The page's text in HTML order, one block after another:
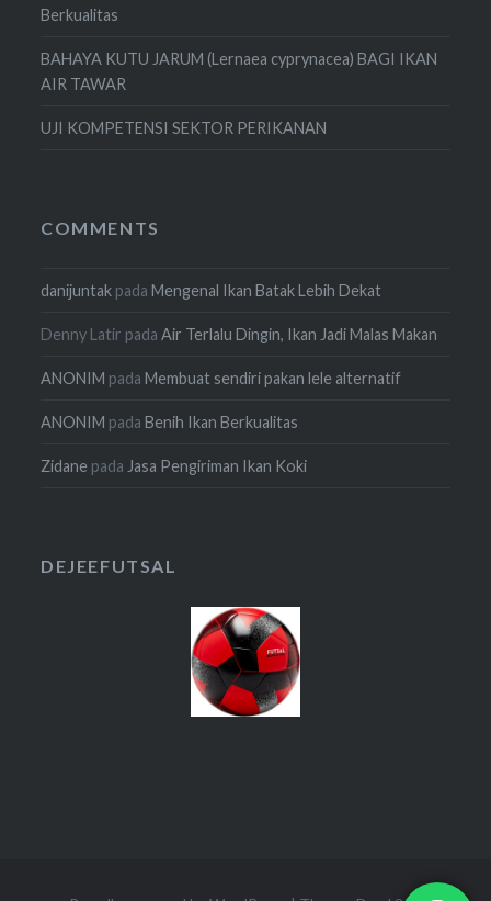
Berkualitas
BAHAYA KUTU JARUM (Lernaea cyprynacea) BAGI IKAN
AIR TAWAR
UJI KOMPETENSI SEKTOR PERIKANAN
COMMENTS
danijuntak padaMengenal Ikan Batak Lebih Dekat
Denny Latir padaAir Terlalu Dingin, Ikan Jadi Malas Makan
ANONIM padaMembuat sendiri pakan lele alternatif
ANONIM padaBenih Ikan Berkualitas
Zidane padaJasa Pengiriman Ikan Koki
DEJEEFUTSAL